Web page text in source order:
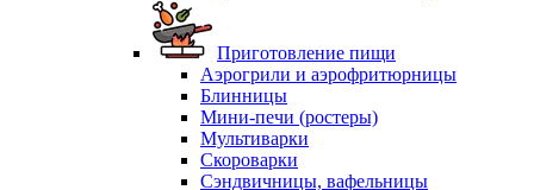
Приготовление пищи
Аэрогрили и аэрофритюрницы
Блинницы
Мини-печи (ростеры)
Мультиварки
Скороварки
Сэндвичницы, вафельницы